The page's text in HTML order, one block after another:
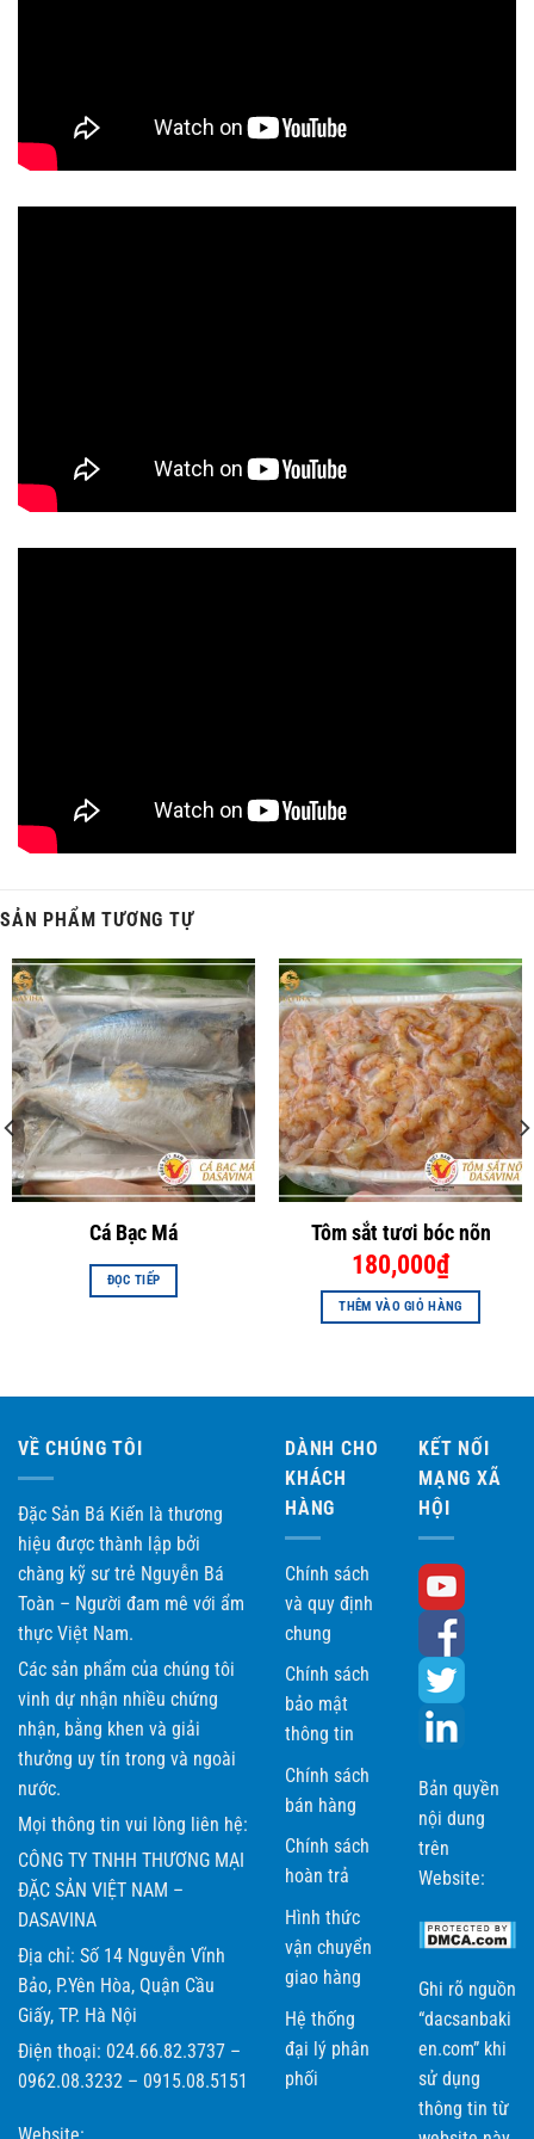
Cá bò khô miếng tròn thương hiệu Bá Kiến
Cá bò khô miếng tròn đóng hộp được thực khách yêu thích
Bảng giá Cá bò khô Bá Kiến
Hiện, cửa hàng có2 quy cách đóng gói sản phẩm
để khách
hàng có thêm lựa chọn khi đặt mua:Gói cá bò khô 0.5 kg và 1
kg.
Với gói cá bò khô 0.5 kg:
Phù hợp với những khách hàng
mới dùng sản phẩm lần đầu muốn mua về ăn thử. Ngoài ra,
đây sẽ là lựa chọn hợp lý đối với thực khách có nhu cầu mua
cá về sử dụng vừa đủ, trong thời gian ngắn và ngại bảo quản,
Với gói cá bò khô 1 kg: Phù hợp trở thành quà biếu tặng,
món quà du lịch vừa thiết thực lại ý nghĩa. Với khách hàng ở
xa, khách không ở tại Hà Nội, muốn mua về sử dụng dần trong
SẢN PHẨM TƯƠNG TỰ
Cá Bạc Má
ĐỌC TIẾP
Tôm sắt tươi bóc nõn
180,000₫
THÊM VÀO GIỎ HÀNG
VỀ CHÚNG TÔI
Đặc Sản Bá Kiến là thương
hiệu được thành lập bởi
chàng kỹ sư trẻ Nguyễn Bá
Toàn – Người đam mê với ẩm
thực Việt Nam.
Các sản phẩm của chúng tôi
vinh dự nhận nhiều chứng
nhận, bằng khen và giải
thưởng uy tín trong và ngoài
nước.
Mọi thông tin vui lòng liên hệ:
CÔNG TY TNHH THƯƠNG MẠI
ĐẶC SẢN VIỆT NAM –
DASAVINA
Địa chỉ: Số 14 Nguyễn Vĩnh
Bảo, P.Yên Hòa, Quận Cầu
Giấy, TP. Hà Nội
Điện thoại: 024.66.82.3737 –
0962.08.3232 – 0915.08.5151
DÀNH CHO
KHÁCH
HÀNG
Chính sách
và quy định
chung
Chính sách
bảo mật
thông tin
Chính sách
bán hàng
Chính sách
hoàn trả
Hình thức
vận chuyển
giao hàng
Hệ thống
đại lý phân
phối
KẾT NỐI
MẠNG XÃ
HỘI
Bản quyền
nội dung
trên
Website:
Ghi rõ nguồn
“dacsanbaki
en.com” khi
sử dụng
thông tin từ